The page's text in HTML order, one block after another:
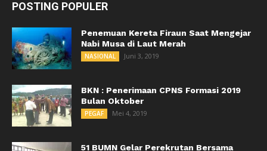
POSTING POPULER
Penemuan Kereta Firaun Saat Mengejar
Nabi Musa di Laut Merah
NASIONAL Juni 3, 2019
BKN : Penerimaan CPNS Formasi 2019
Bulan Oktober
PEGAF Mei 4, 2019
51 BUMN Gelar Perekrutan Bersama